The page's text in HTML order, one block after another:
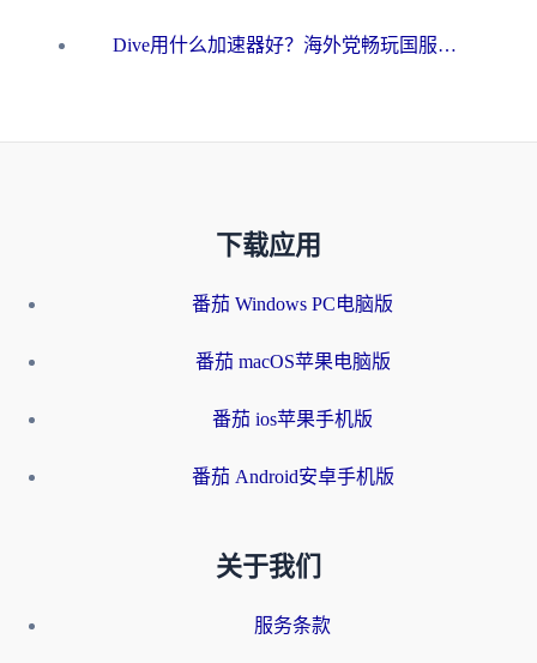
Dive用什么加速器好？海外党畅玩国服游戏的终极避坑指南
下载应用
番茄 Windows PC电脑版
番茄 macOS苹果电脑版
番茄 ios苹果手机版
番茄 Android安卓手机版
关于我们
服务条款